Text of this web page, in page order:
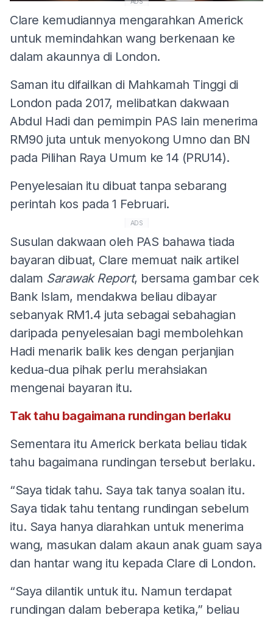
Clare kemudiannya mengarahkan Americk
untuk memindahkan wang berkenaan ke
dalam akaunnya di London.
Saman itu difailkan di Mahkamah Tinggi di
London pada 2017, melibatkan dakwaan
Abdul Hadi dan pemimpin PAS lain menerima
RM90 juta untuk menyokong Umno dan BN
pada Pilihan Raya Umum ke 14 (PRU14).
Penyelesaian itu dibuat tanpa sebarang
perintah kos pada 1 Februari.
ADS
Susulan dakwaan oleh PAS bahawa tiada
bayaran dibuat, Clare memuat naik artikel
dalam Sarawak Report, bersama gambar cek
Bank Islam, mendakwa beliau dibayar
sebanyak RM1.4 juta sebagai sebahagian
daripada penyelesaian bagi membolehkan
Hadi menarik balik kes dengan perjanjian
kedua-dua pihak perlu merahsiakan
mengenai bayaran itu.
Tak tahu bagaimana rundingan berlaku
Sementara itu Americk berkata beliau tidak
tahu bagaimana rundingan tersebut berlaku.
“Saya tidak tahu. Saya tak tanya soalan itu.
Saya tidak tahu tentang rundingan sebelum
itu. Saya hanya diarahkan untuk menerima
wang, masukan dalam akaun anak guam saya
dan hantar wang itu kepada Clare di London.
“Saya dilantik untuk itu. Namun terdapat
rundingan dalam beberapa ketika,” beliau